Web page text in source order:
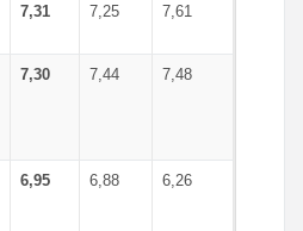
7,31 7,25 7,61
7,30 7,44 7,48
6,95 6,88 6,26